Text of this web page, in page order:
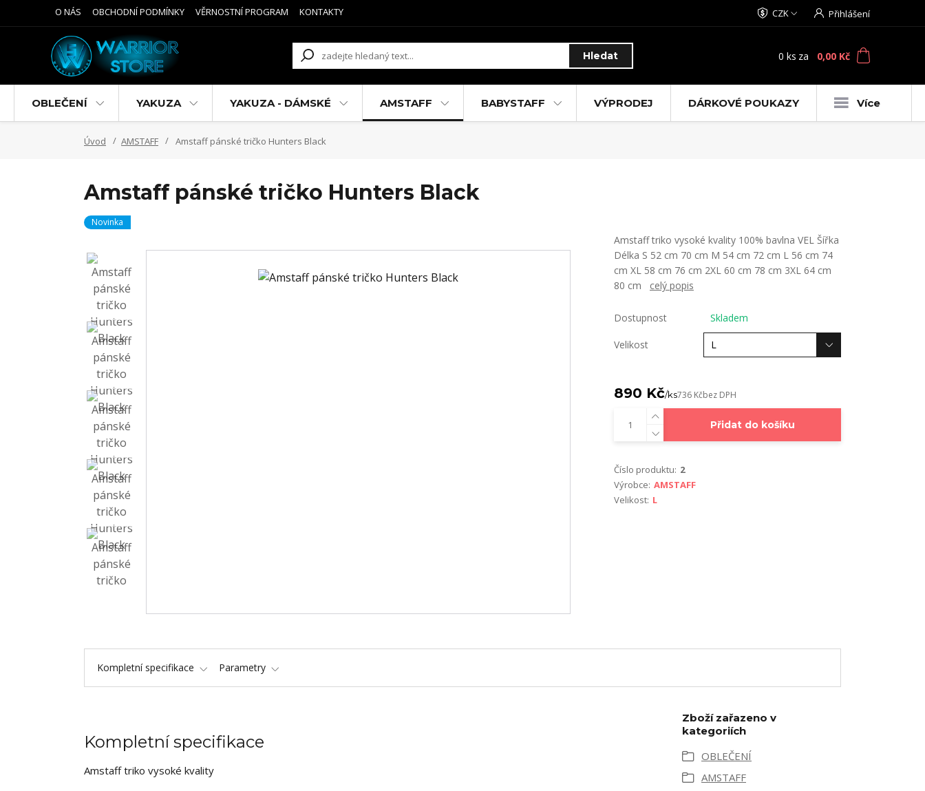
O NÁS OBCHODNÍ PODMÍNKY VĚRNOSTNÍ PROGRAM KONTAKTY CZK Přihlášení
Hledat 0 ks za 0,00 Kč
OBLEČENÍ YAKUZA YAKUZA - DÁMSKÉ AMSTAFF BABYSTAFF VÝPRODEJ DÁRKOVÉ POUKAZY Více
Úvod AMSTAFF Amstaff pánské tričko Hunters Black
Amstaff pánské tričko Hunters Black
Novinka
Amstaff triko vysoké kvality 100% bavlna VEL Šířka
Délka S 52 cm 70 cm M 54 cm 72 cm L 56 cm 74
cm XL 58 cm 76 cm 2XL 60 cm 78 cm 3XL 64 cm
80 cm celý popis
Dostupnost Skladem
Velikost
890 Kč/ks736 Kčbez DPH
Přidat do košíku
Číslo produktu: 2
Výrobce: AMSTAFF
Velikost: L
Kompletní specifikace Parametry
Kompletní specifikace
Amstaff triko vysoké kvality
Zboží zařazeno v
kategoriích
OBLEČENÍ
AMSTAFF